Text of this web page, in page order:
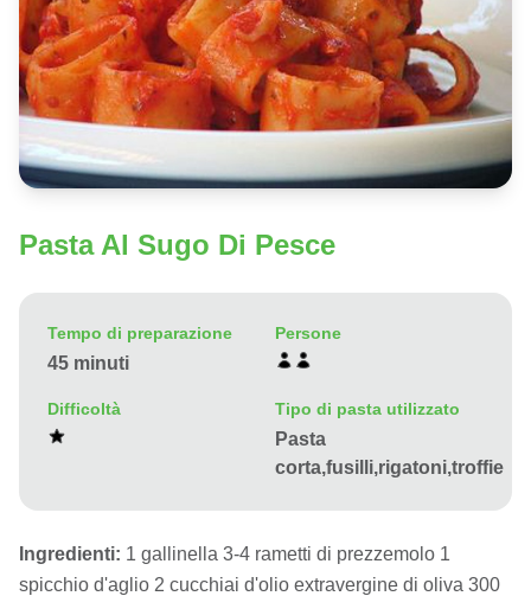
Pasta Al Sugo Di Pesce
Tempo di preparazione
45 minuti
Persone
Difficoltà Tipo di pasta utilizzato
Pasta
corta,fusilli,rigatoni,troffie
Ingredienti: 1 gallinella 3-4 rametti di prezzemolo 1
spicchio d'aglio 2 cucchiai d'olio extravergine di oliva 300